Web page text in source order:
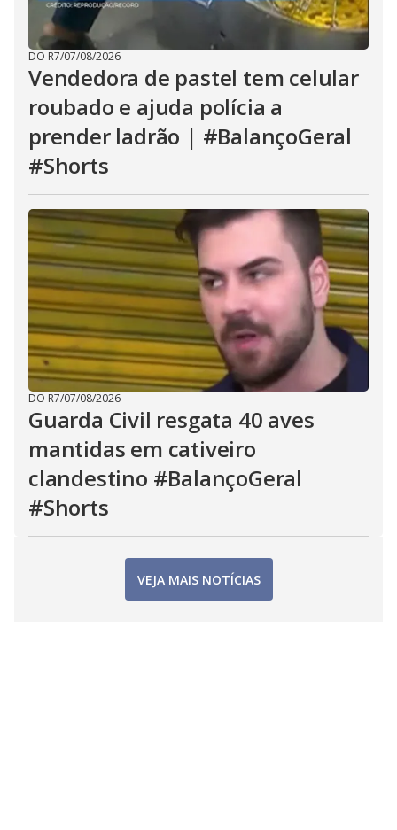
DO R7/07/08/2026
Vendedora de pastel tem celular
roubado e ajuda polícia a
prender ladrão | #BalançoGeral
#Shorts
DO R7/07/08/2026
Guarda Civil resgata 40 aves
mantidas em cativeiro
clandestino #BalançoGeral
#Shorts
VEJA MAIS NOTÍCIAS